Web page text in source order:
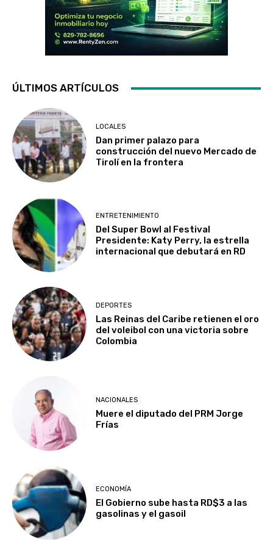
ÚLTIMOS ARTÍCULOS
LOCALES
Dan primer palazo para
construcción del nuevo Mercado de
Tirolí en la frontera
ENTRETENIMIENTO
Del Super Bowl al Festival
Presidente: Katy Perry, la estrella
internacional que debutará en RD
DEPORTES
Las Reinas del Caribe retienen el oro
del voleibol con una victoria sobre
Colombia
NACIONALES
Muere el diputado del PRM Jorge
Frías
ECONOMÍA
El Gobierno sube hasta RD$3 a las
gasolinas y el gasoil